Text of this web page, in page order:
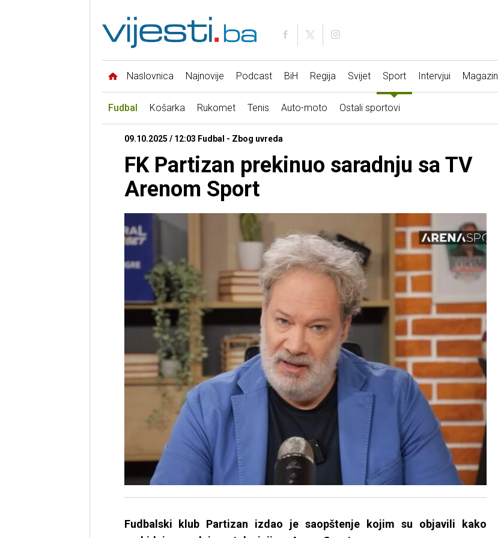
Naslovnica Najnovije Podcast BiH Regija Svijet Sport Intervjui Magazin
Fudbal Košarka Rukomet Tenis Auto-moto Ostali sportovi
09.10.2025 / 12:03 Fudbal - Zbog uvreda
FK Partizan prekinuo saradnju sa TV
Arenom Sport
Fudbalski klub Partizan izdao je saopštenje kojim su objavili kako